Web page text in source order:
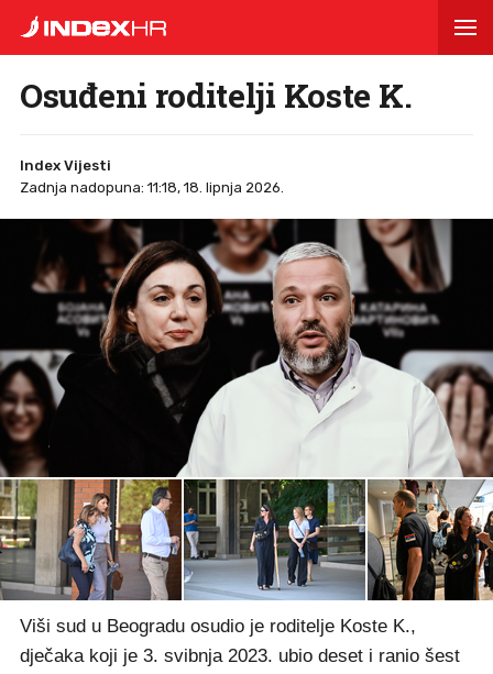
Osuđeni roditelji Koste K.
Index Vijesti
Zadnja nadopuna: 11:18, 18. lipnja 2026.
Viši sud u Beogradu osudio je roditelje Koste K.,
dječaka koji je 3. svibnja 2023. ubio deset i ranio šest